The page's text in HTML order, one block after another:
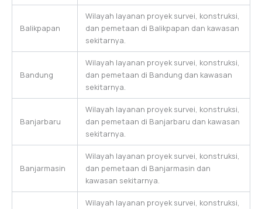
Balikpapan
Wilayah layanan proyek survei, konstruksi,
dan pemetaan di Balikpapan dan kawasan
sekitarnya.
Bandung
Wilayah layanan proyek survei, konstruksi,
dan pemetaan di Bandung dan kawasan
sekitarnya.
Banjarbaru
Wilayah layanan proyek survei, konstruksi,
dan pemetaan di Banjarbaru dan kawasan
sekitarnya.
Banjarmasin
Wilayah layanan proyek survei, konstruksi,
dan pemetaan di Banjarmasin dan
kawasan sekitarnya.
Wilayah layanan proyek survei, konstruksi,